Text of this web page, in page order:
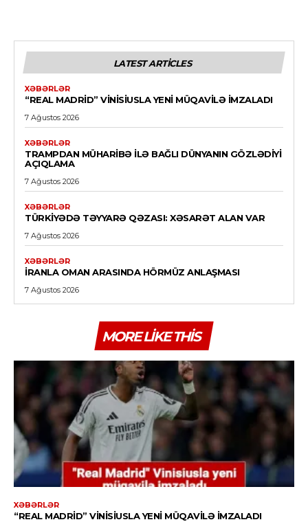
LATEST ARTICLES
XƏBƏRLƏR
“REAL MADRID” VINISIUSLA YENI MÜQAVILƏ IMZALADI
7 Ağustos 2026
XƏBƏRLƏR
TRAMPDAN MÜHARIBƏ ILƏ BAĞLI DÜNYANIN GÖZLƏDIYI
AÇIQLAMA
7 Ağustos 2026
XƏBƏRLƏR
TÜRKIYƏDƏ TƏYYARƏ QƏZASI: XƏSARƏT ALAN VAR
7 Ağustos 2026
XƏBƏRLƏR
İRANLA OMAN ARASINDA HÖRMÜZ ANLAŞMASI
7 Ağustos 2026
MORE LIKE THIS
XƏBƏRLƏR
“REAL MADRID” VINISIUSLA YENI MÜQAVILƏ IMZALADI